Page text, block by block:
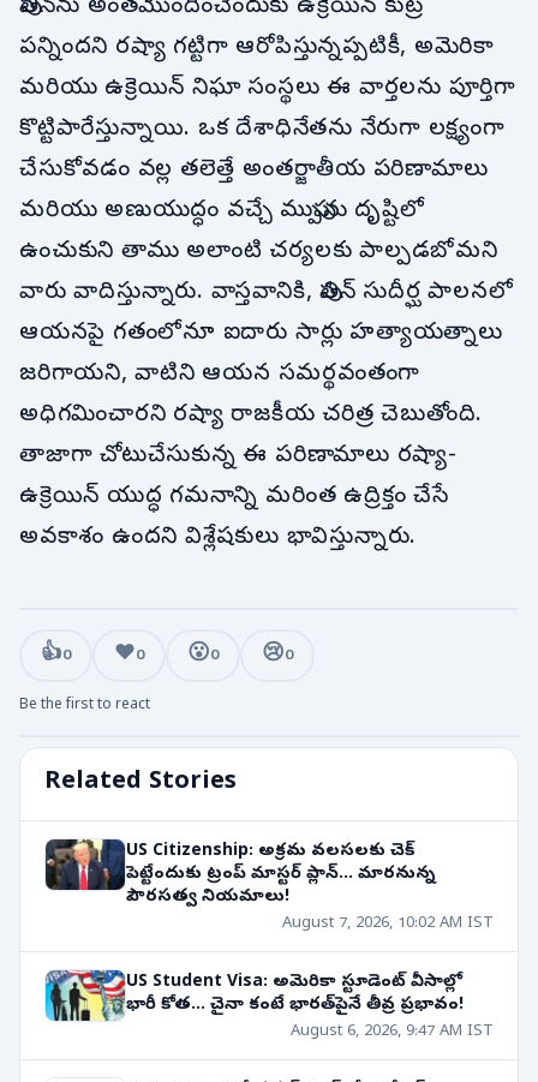
పుతిన్‌ను అంతమొందించేందుకు ఉక్రెయిన్ కుట్ర
పన్నిందని రష్యా గట్టిగా ఆరోపిస్తున్నప్పటికీ, అమెరికా
మరియు ఉక్రెయిన్ నిఘా సంస్థలు ఈ వార్తలను పూర్తిగా
కొట్టిపారేస్తున్నాయి. ఒక దేశాధినేతను నేరుగా లక్ష్యంగా
చేసుకోవడం వల్ల తలెత్తే అంతర్జాతీయ పరిణామాలు
మరియు అణుయుద్ధం వచ్చే ముప్పును దృష్టిలో
ఉంచుకుని తాము అలాంటి చర్యలకు పాల్పడబోమని
వారు వాదిస్తున్నారు. వాస్తవానికి, పుతిన్ సుదీర్ఘ పాలనలో
ఆయనపై గతంలోనూ ఐదారు సార్లు హత్యాయత్నాలు
జరిగాయని, వాటిని ఆయన సమర్థవంతంగా
అధిగమించారని రష్యా రాజకీయ చరిత్ర చెబుతోంది.
తాజాగా చోటుచేసుకున్న ఈ పరిణామాలు రష్యా-
ఉక్రెయిన్ యుద్ధ గమనాన్ని మరింత ఉద్రిక్తం చేసే
అవకాశం ఉందని విశ్లేషకులు భావిస్తున్నారు.
Related Stories
US Citizenship: అక్రమ వలసలకు చెక్
పెట్టేందుకు ట్రంప్ మాస్టర్ ప్లాన్... మారనున్న
పౌరసత్వ నియమాలు!
August 7, 2026, 10:02 AM IST
US Student Visa: అమెరికా స్టూడెంట్ వీసాల్లో
భారీ కోత... చైనా కంటే భారత్‌పైనే తీవ్ర ప్రభావం!
August 6, 2026, 9:47 AM IST
👍0 ❤️0 😮0 😢0
Be the first to react